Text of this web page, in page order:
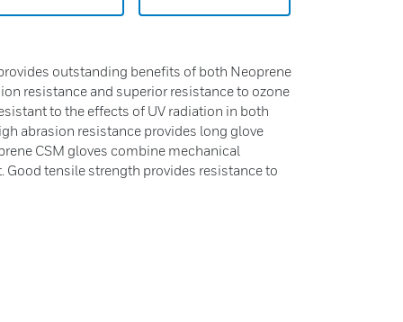
outstanding benefits of both Neoprene
resistance and superior resistance to ozone
to the effects of UV radiation in both
abrasion resistance provides long glove
CSM gloves combine mechanical
Good tensile strength provides resistance to